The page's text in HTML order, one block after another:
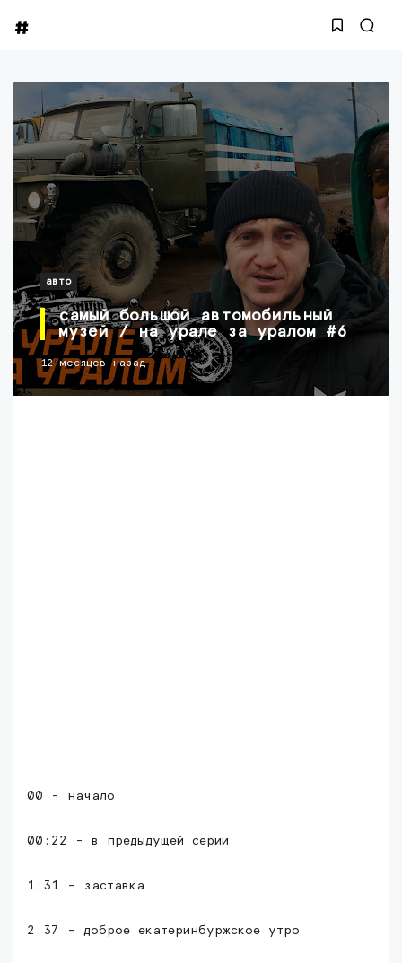
авто
самый большой автомобильный
музей / на урале за уралом #6
12 месяцев назад
00 - начало
00:22 - в предыдущей серии
1:31 - заставка
2:37 - доброе екатеринбуржское утро